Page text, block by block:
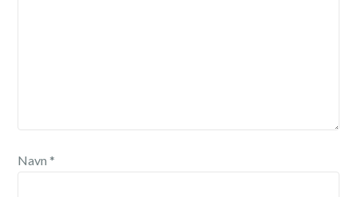
Navn*